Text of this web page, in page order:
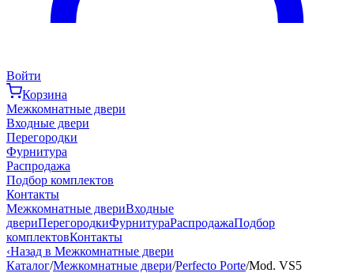
Войти
Корзина
Межкомнатные двери
Входные двери
Перегородки
Фурнитура
Распродажа
Подбор комплектов
Контакты
Межкомнатные двериВходные
двериПерегородкиФурнитураРаспродажаПодбор
комплектовКонтакты
‹Назад в Межкомнатные двери
Каталог/Межкомнатные двери/Perfecto Porte/Mod. VS5